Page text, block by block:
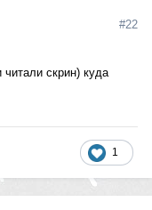
#22
скрин) куда
1